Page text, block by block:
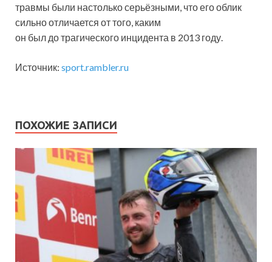
травмы были настолько серьёзными, что его облик
сильно отличается от того, каким
он был до трагического инцидента в 2013 году.
Источник: sport.rambler.ru
ПОХОЖИЕ ЗАПИСИ